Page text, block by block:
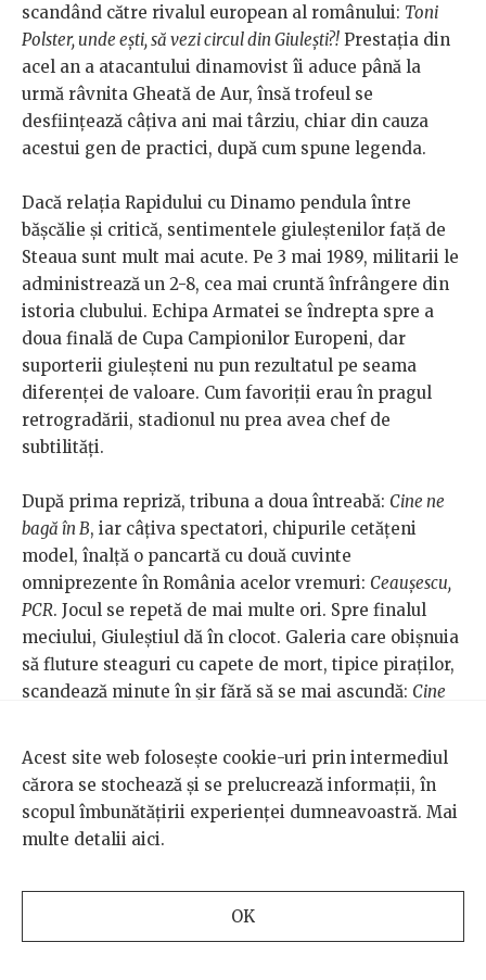
scandând către rivalul european al românului: Toni
Polster, unde eşti, să vezi circul din Giuleşti?! Prestația din
acel an a atacantului dinamovist îi aduce până la
urmă râvnita Gheată de Aur, însă trofeul se
desființează câțiva ani mai târziu, chiar din cauza
acestui gen de practici, după cum spune legenda.
Dacă relația Rapidului cu Dinamo pendula între
bășcălie și critică, sentimentele giuleștenilor față de
Steaua sunt mult mai acute. Pe 3 mai 1989, militarii le
administrează un 2-8, cea mai cruntă înfrângere din
istoria clubului. Echipa Armatei se îndrepta spre a
doua finală de Cupa Campionilor Europeni, dar
suporterii giuleșteni nu pun rezultatul pe seama
diferenței de valoare. Cum favoriții erau în pragul
retrogradării, stadionul nu prea avea chef de
subtilități.
După prima repriză, tribuna a doua întreabă: Cine ne
bagă în B, iar câțiva spectatori, chipurile cetățeni
model, înalță o pancartă cu două cuvinte
omniprezente în România acelor vremuri: Ceaușescu,
PCR. Jocul se repetă de mai multe ori. Spre finalul
meciului, Giuleștiul dă în clocot. Galeria care obișnuia
să fluture steaguri cu capete de mort, tipice piraților,
scandează minute în șir fără să se mai ascundă: Cine
Ultrași rapidiști în anii 80, cu celebrul steag de pirați.
Căderea spre liga inferioară se produce, însă echipa
Acest site web folosește cookie-uri prin intermediul
cărora se stochează și se prelucrează informații, în
scopul îmbunătățirii experienței dumneavoastră. Mai
multe detalii aici.
OK